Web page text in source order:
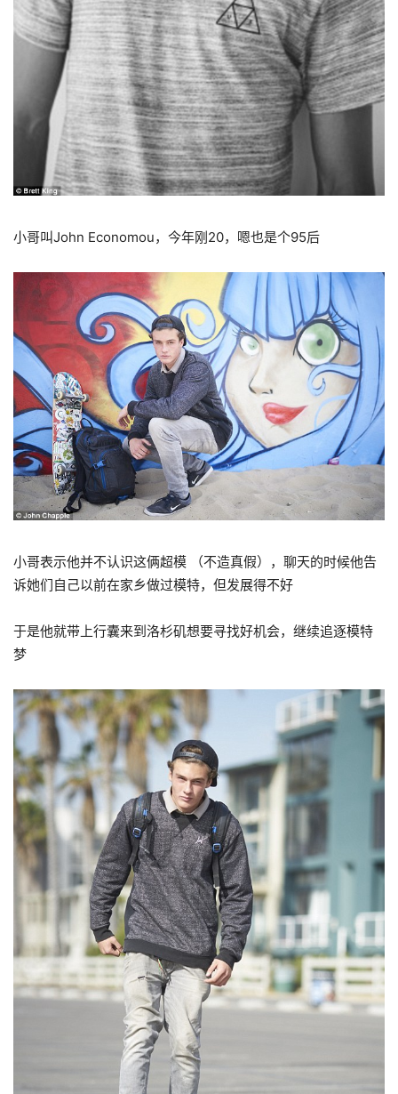
小哥叫John Economou，今年刚20，嗯也是个95后
小哥表示他并不认识这俩超模 （不造真假），聊天的时候他告
诉她们自己以前在家乡做过模特，但发展得不好
于是他就带上行囊来到洛杉矶想要寻找好机会，继续追逐模特
梦